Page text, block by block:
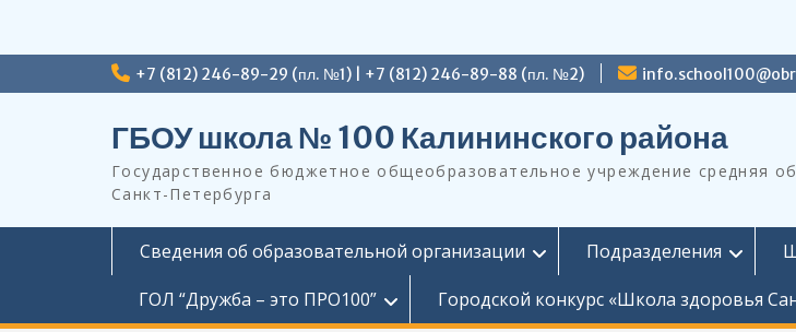
к
+7 (812) 246-89-29 (пл. №1) | +7 (812) 246-89-88 (пл. №2)
ГБОУ школа № 100 Калининского района
Государственное бюджетное общеобразовательное учреждение средняя
Санкт-Петербурга
Сведения об образовательной организации Подразделения
ГОЛ “Дружба – это ПРО100”
Городской конкурс «Школа здоровья